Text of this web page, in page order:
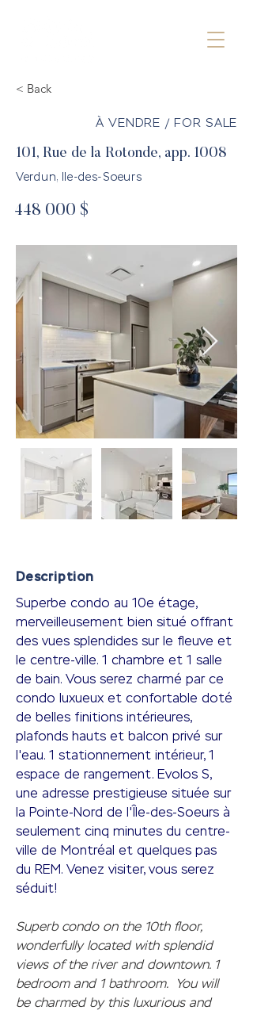
< Back
À VENDRE / FOR SALE
101, Rue de la Rotonde, app. 1008
Verdun, Ile-des-Soeurs
448 000 $
Description
Superbe condo au 10e étage,
merveilleusement bien situé offrant
des vues splendides sur le fleuve et
le centre-ville. 1 chambre et 1 salle
de bain. Vous serez charmé par ce
condo luxueux et confortable doté
de belles finitions intérieures,
plafonds hauts et balcon privé sur
l'eau. 1 stationnement intérieur, 1
espace de rangement. Evolos S,
une adresse prestigieuse située sur
la Pointe-Nord de l'Île-des-Soeurs à
seulement cinq minutes du centre-
ville de Montréal et quelques pas
du REM. Venez visiter, vous serez
séduit!
Superb condo on the 10th floor,
wonderfully located with splendid
views of the river and downtown. 1
bedroom and 1 bathroom.  You will
be charmed by this luxurious and